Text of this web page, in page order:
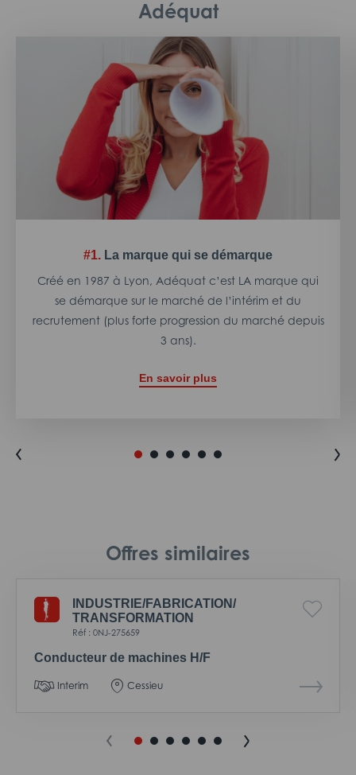
Adéquat
#1. La marque qui se démarque
Créé en 1987 à Lyon, Adéquat c’est LA marque qui
se démarque sur le marché de l’intérim et du
recrutement (plus forte progression du marché depuis
3 ans).
En savoir plus
Offres similaires
INDUSTRIE/FABRICATION/
TRANSFORMATION
Réf : 0NJ-275659
Conducteur de machines H/F
Interim Cessieu